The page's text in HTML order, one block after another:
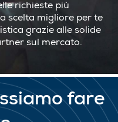
richieste più
scelta migliore per te
grazie alle solide
sul mercato.
fare